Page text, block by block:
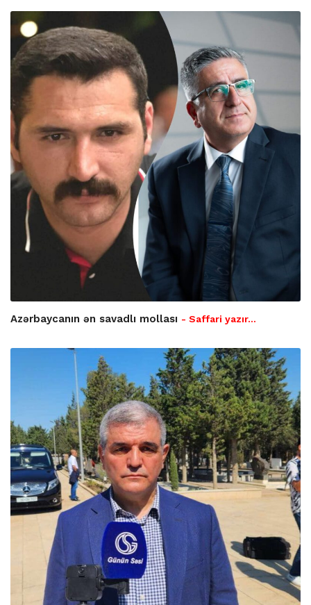
Azərbaycanın ən savadlı mollası - Saffari yazır…